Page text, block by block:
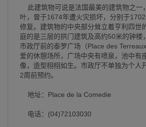
此建筑物可说是法国最美的建筑物之一
叶，曾于1674年遭火灾损坏，分别于
修复。建筑物的中央部分耸立着亨利四世
庭的是三层的拱门建筑及高约50米的钟楼
市政厅前的泰罗广场（Place des
爱的休憩场所，广场中央有喷泉，池中有
像，造型栩栩如生。市政厅不单独为个人
2周前预约。
地址：Place de la Comedie
电话：(04)72103030